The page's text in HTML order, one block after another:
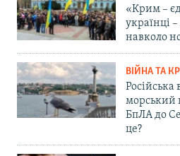
«Крим –
українці
навколо
ВІЙНА ТА
Російська
морський
БпЛА до
це?